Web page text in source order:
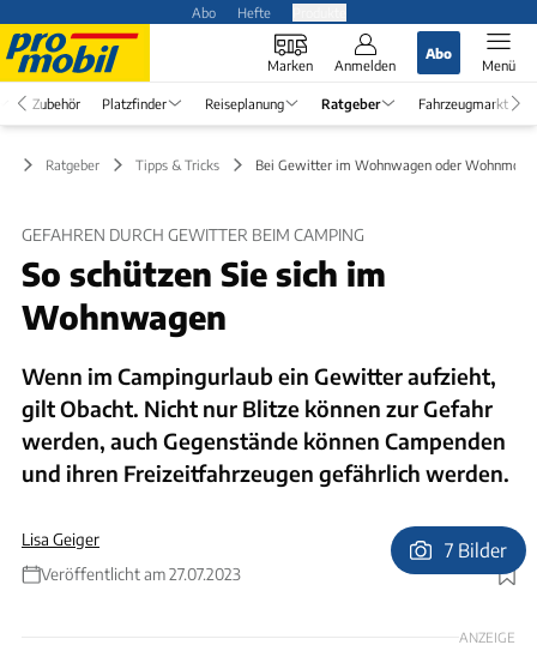
Abo Hefte
Marken Anmelden
Abo
Menü
Zubehör Platzfinder Reiseplanung Ratgeber Fahrzeugmarkt
Ratgeber Tipps & Tricks Bei Gewitter im Wohnwagen oder Wohnmobil
GEFAHREN DURCH GEWITTER BEIM CAMPING
So schützen Sie sich im
Wohnwagen
Wenn im Campingurlaub ein Gewitter aufzieht,
gilt Obacht. Nicht nur Blitze können zur Gefahr
werden, auch Gegenstände können Campenden
und ihren Freizeitfahrzeugen gefährlich werden.
Lisa Geiger
Veröffentlicht am 27.07.2023
Foto: Dawid Kalisinski Photography
7 Bilder
ANZEIGE